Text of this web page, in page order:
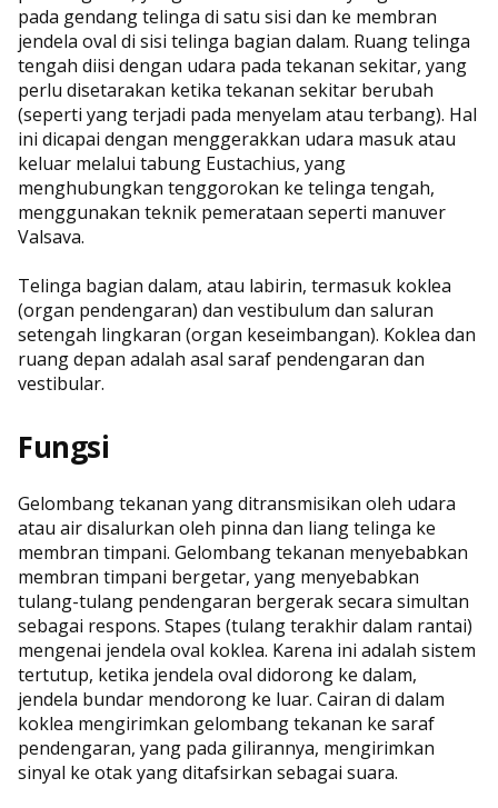
pada gendang telinga di satu sisi dan ke membran
jendela oval di sisi telinga bagian dalam. Ruang telinga
tengah diisi dengan udara pada tekanan sekitar, yang
perlu disetarakan ketika tekanan sekitar berubah
(seperti yang terjadi pada menyelam atau terbang). Hal
ini dicapai dengan menggerakkan udara masuk atau
keluar melalui tabung Eustachius, yang
menghubungkan tenggorokan ke telinga tengah,
menggunakan teknik pemerataan seperti manuver
Valsava.
Telinga bagian dalam, atau labirin, termasuk koklea
(organ pendengaran) dan vestibulum dan saluran
setengah lingkaran (organ keseimbangan). Koklea dan
ruang depan adalah asal saraf pendengaran dan
vestibular.
Fungsi
Gelombang tekanan yang ditransmisikan oleh udara
atau air disalurkan oleh pinna dan liang telinga ke
membran timpani. Gelombang tekanan menyebabkan
membran timpani bergetar, yang menyebabkan
tulang-tulang pendengaran bergerak secara simultan
sebagai respons. Stapes (tulang terakhir dalam rantai)
mengenai jendela oval koklea. Karena ini adalah sistem
tertutup, ketika jendela oval didorong ke dalam,
jendela bundar mendorong ke luar. Cairan di dalam
koklea mengirimkan gelombang tekanan ke saraf
pendengaran, yang pada gilirannya, mengirimkan
sinyal ke otak yang ditafsirkan sebagai suara.